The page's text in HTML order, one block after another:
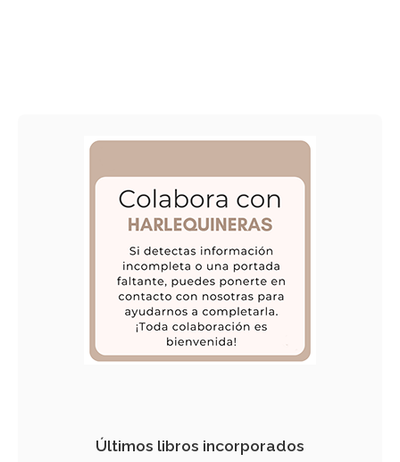
Últimos libros incorporados